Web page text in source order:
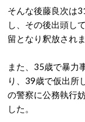
そんな後藤良次は
し、その後出頭し
留となり釈放されま
また、35歳で暴力
り、39歳で仮出所
の警察に公務執行
した。